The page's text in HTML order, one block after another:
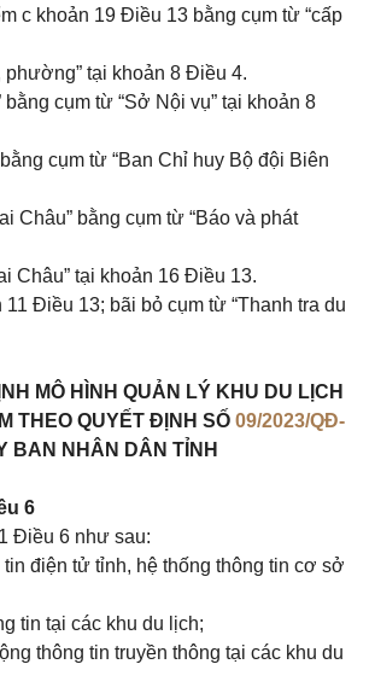
c khoản 19 Điều 13 bằng cụm từ “cấp
phường” tại khoản 8 Điều 4.
cụm từ “Sở Nội vụ” tại khoản 8
cụm từ “Ban Chỉ huy Bộ đội Biên
Châu” bằng cụm từ “Báo và phát
Châu” tại khoản 16 Điều 13.
11 Điều 13; bãi bỏ cụm từ “Thanh tra du
MÔ HÌNH QUẢN LÝ KHU DU LỊCH
THEO QUYẾT ĐỊNH SỐ 09/2023/QĐ-
BAN NHÂN DÂN TỈNH
6
Điều 6 như sau:
điện tử tỉnh, hệ thống thông tin cơ sở
tin tại các khu du lịch;
thông tin truyền thông tại các khu du